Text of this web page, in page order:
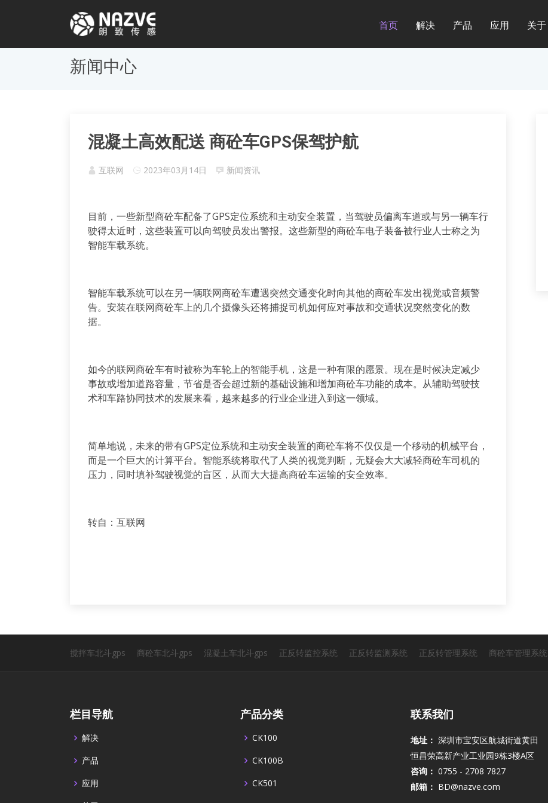
首页 解决 产品 应用 关于
新闻中心
混凝土高效配送 商砼车GPS保驾护航
互联网 2023年03月14日 新闻资讯
目前，一些新型商砼车配备了GPS定位系统和主动安全装置，当驾驶员偏离车道或与另一辆车行
驶得太近时，这些装置可以向驾驶员发出警报。这些新型的商砼车电子装备被行业人士称之为
智能车载系统。
智能车载系统可以在另一辆联网商砼车遭遇突然交通变化时向其他的商砼车发出视觉或音频警
告。安装在联网商砼车上的几个摄像头还将捕捉司机如何应对事故和交通状况突然变化的数
据。
如今的联网商砼车有时被称为车轮上的智能手机，这是一种有限的愿景。现在是时候决定减少
事故或增加道路容量，节省是否会超过新的基础设施和增加商砼车功能的成本。从辅助驾驶技
术和车路协同技术的发展来看，越来越多的行业企业进入到这一领域。
简单地说，未来的带有GPS定位系统和主动安全装置的商砼车将不仅仅是一个移动的机械平台，
而是一个巨大的计算平台。智能系统将取代了人类的视觉判断，无疑会大大减轻商砼车司机的
压力，同时填补驾驶视觉的盲区，从而大大提高商砼车运输的安全效率。
转自：互联网
搅拌车北斗gps 商砼车北斗gps 混凝土车北斗gps 正反转监控系统 正反转监测系统 正反转管理系统 商砼车管理系统
栏目导航
解决
产品
应用
产品分类
CK100
CK100B
CK501
联系我们
地址： 深圳市宝安区航城街道黄田
恒昌荣高新产业工业园9栋3楼A区
咨询： 0755 - 2708 7827
邮箱： BD@nazve.com